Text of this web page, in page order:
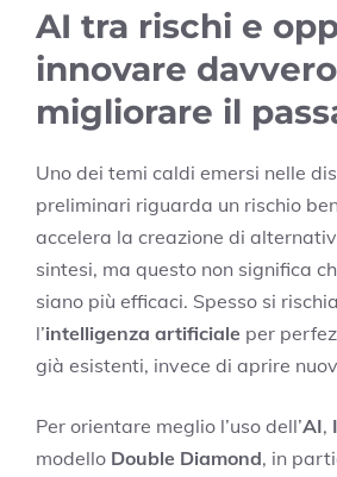
AI tra rischi e
innovare
migliorare il
Uno dei temi caldi emersi nelle
preliminari riguarda un rischio
accelera la creazione di
sintesi, ma questo non significa
siano più efficaci. Spesso si
l’intelligenza artificiale per
già esistenti, invece di aprire
Per orientare meglio l’uso dell’AI,
modello Double Diamond, in